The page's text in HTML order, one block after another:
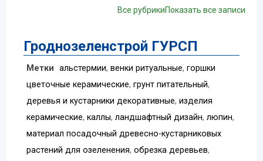
Все рубрикиПоказать все записи
Гроднозеленстрой ГУРСП
Метки альстермии, венки ритуальные, горшки
цветочные керамические, грунт питательный,
деревья и кустарники декоративные, изделия
керамические, каллы, ландшафтный дизайн, люпин,
материал посадочный древесно-кустарниковых
растений для озеленения, обрезка деревьев,